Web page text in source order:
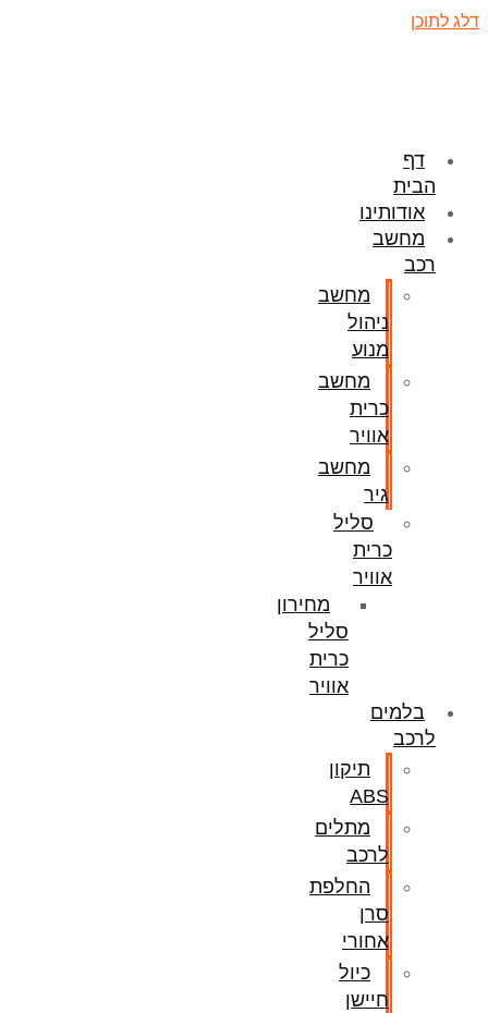
דלג לתוכן
דף
הבית
אודותינו
מחשב
רכב
מחשב
ניהול
מנוע
מחשב
כרית
אוויר
מחשב
גיר
סליל
כרית
אוויר
מחירון
סליל
כרית
אוויר
בלמים
לרכב
תיקון
ABS
מתלים
לרכב
החלפת
סרן
אחורי
כיול
חיישן